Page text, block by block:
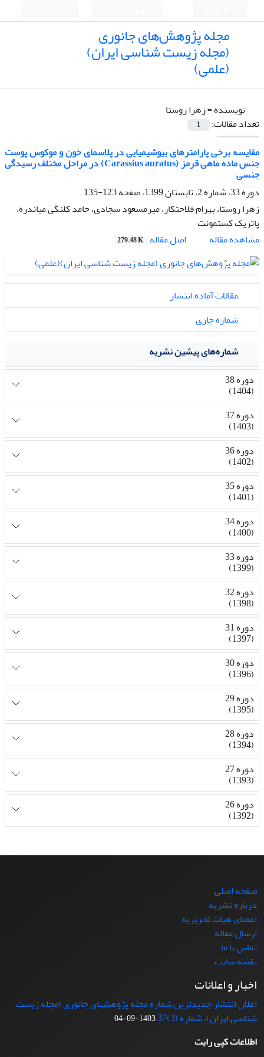
مجله پژوهش‌های جانوری
(مجله زیست شناسی ایران)
(علمی)
نویسنده =زهرا روستا
تعداد مقالات:
1
مقایسه برخی پارامترهای بیوشیمیایی در پلاسمای خون و موکوس پوست
جنس ماده ماهی قرمز (Carassius auratus) در مراحل مختلف رسیدگی
جنسی
دوره 33، شماره 2، تابستان 1399، صفحه
123-135
زهرا روستا، بهرام فلاحتکار، میرمسعود سجادی، حامد کلنگی میاندره،
پاتریک کستمونت
مشاهده مقاله
اصل مقاله 279.48 K
مقالات آماده انتشار
شماره جاری
شماره‌های پیشین نشریه
دوره 38
(1404)
دوره 37
(1403)
دوره 36
(1402)
دوره 35
(1401)
دوره 34
(1400)
دوره 33
(1399)
دوره 32
(1398)
دوره 31
(1397)
دوره 30
(1396)
دوره 29
(1395)
دوره 28
(1394)
دوره 27
(1393)
دوره 26
(1392)
صفحه اصلی
درباره نشریه
اعضای هیات تحریریه
ارسال مقاله
تماس با ما
نقشه سایت
اخبار و اعلانات
اعلان انتشار جدیدترین شماره مجله پژوهشهای جانوری (مجله زیست
شناسی ایران)، شماره (3)37
1403-09-04
اطلاعات کپی رایت